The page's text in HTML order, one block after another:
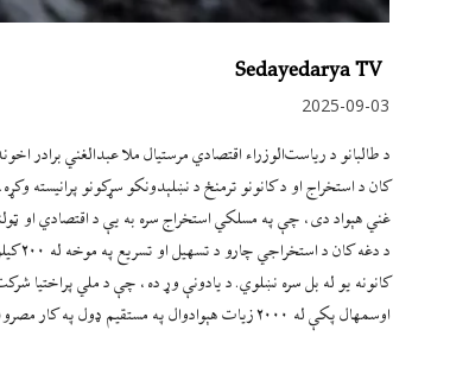
Sedayedarya TV
2025-09-03
د طالبانو د ریاست‌الوزراء اقتصادي مرستیال ملا عبدالغني
کان د استخراج او د کانونو ترمنځ د نښلېدونکو سړکونو پرانيسته
غني هېواد دی، چې په مسلکي استخراج سره به یې د اقتصادي او
د
اوسمهال پکې له ۲۰۰۰ زیات هېوادوال په مستقیم ډول په کار مصروف او په کلني ډول ترې ۵۰۰ زره ټنه سکاره استخراجیږي.